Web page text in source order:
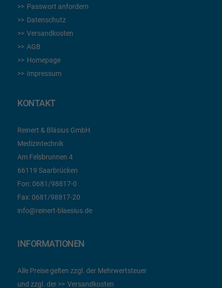
Passwort anfordern
Datenschutz
Versandkosten
AGB
Homepage
Impressum
KONTAKT
Reinert & Bläsius GmbH
Medizintechnik
Am Felsbrunnen 4
66119 Saarbrücken
Fon: 0681/98817-0
Fax: 0681/98817-20
info@reinert-blaesius.de
INFORMATIONEN
Alle Preise gelten zzgl. der Mehrwertsteuer
und zzgl. der
Versandkosten